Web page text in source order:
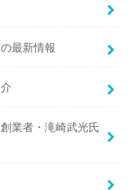
最新情報
業者・滝崎武光氏